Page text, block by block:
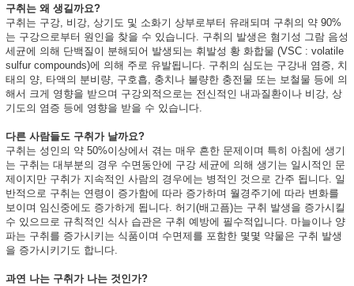
구취는 왜 생길까요?
구취는 구강, 비강, 상기도 및 소화기 상부로부터 유래되며 구취의 약 90%
는 구강으로부터 원인을 찾을 수 있습니다. 구취의 발생은 혐기성 그람 음성
세균에 의해 단백질이 분해되어 발생되는 휘발성 황 화합물 (VSC : volatile
sulfur compounds)에 의해 주로 유발됩니다. 구취의 심도는 구강내 염증, 치
태의 양, 타액의 분비량, 구호흡, 충치나 불량한 충전물 또는 보철물 등에 의
해서 크게 영향을 받으며 구강외적으로는 전신적인 내과질환이나 비강, 상
기도의 염증 등에 영향을 받을 수 있습니다.
다른 사람들도 구취가 날까요?
구취는 성인의 약 50%이상에서 겪는 매우 흔한 문제이며 특히 아침에 생기
는 구취는 대부분의 경우 수면동안에 구강 세균에 의해 생기는 일시적인 문
제이지만 구취가 지속적인 사람의 경우에는 병적인 것으로 간주 됩니다. 일
반적으로 구취는 연령이 증가함에 따라 증가하며 월경주기에 따라 변화를
보이며 임신중에도 증가하게 됩니다. 허기(배고픔)는 구취 발생을 증가시킬
수 있으므로 규칙적인 식사 습관은 구취 예방에 필수적입니다. 마늘이나 양
파는 구취를 증가시키는 식품이며 수면제를 포함한 몇몇 약물은 구취 발생
을 증가시키기도 합니다.
과연 나는 구취가 나는 것인가?